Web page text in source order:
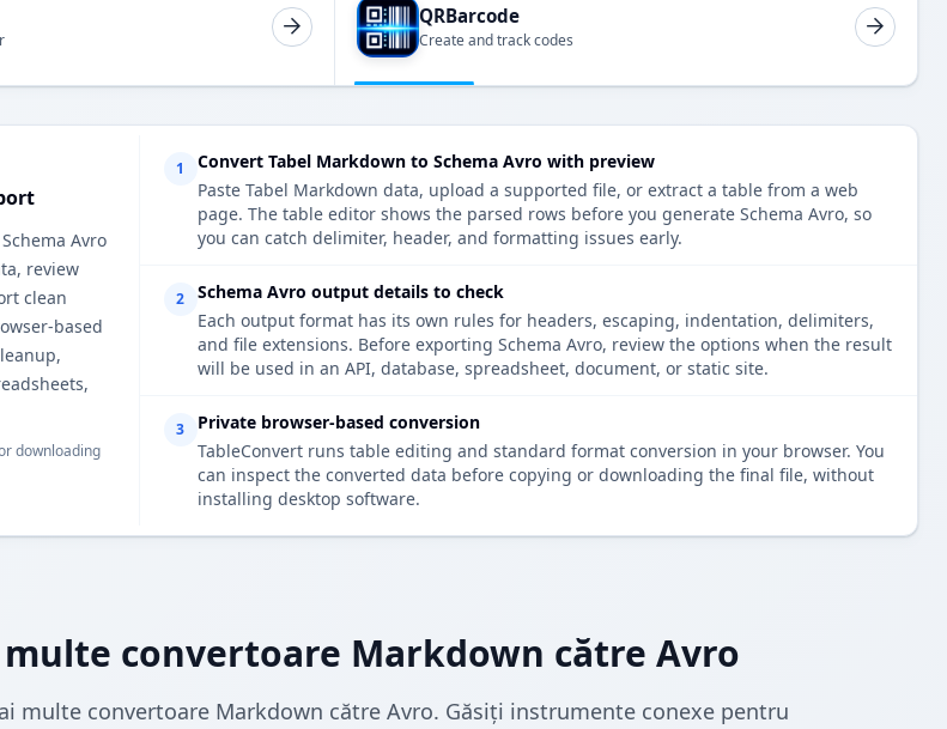
QRBarcode
Create and track codes
Avro
review
clean
based
downloading
1
Convert Tabel Markdown to Schema Avro with preview
Paste Tabel Markdown data, upload a supported file, or extract a table from a web
page. The table editor shows the parsed rows before you generate Schema Avro, so
you can catch delimiter, header, and formatting issues early.
2
Schema Avro output details to check
Each output format has its own rules for headers, escaping, indentation, delimiters,
and file extensions. Before exporting Schema Avro, review the options when the result
will be used in an API, database, spreadsheet, document, or static site.
3
Private browser-based conversion
TableConvert runs table editing and standard format conversion in your browser. You
can inspect the converted data before copying or downloading the final file, without
installing desktop software.
convertoare Markdown către Avro
multe convertoare Markdown către Avro. Găsiți instrumente conexe pentru